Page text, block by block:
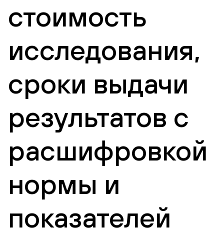
стоимость
исследования,
сроки выдачи
результатов с
расшифровкой
нормы и
показателей